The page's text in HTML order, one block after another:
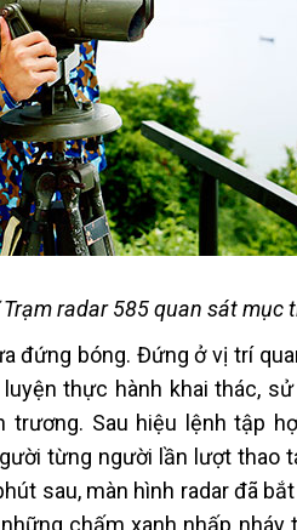
Trạm radar 585 quan sát mục
đứng bóng. Đứng ở vị trí
thực hành khai thác,
trương. Sau hiệu lệnh tập
từng người lần lượt thao
sau, màn hình radar đã
chấm xanh nhấp nháy